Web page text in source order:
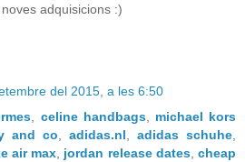
adquisicions :)
del 2015, a les 6:50
celine handbags, michael kors
and co adidas.nl adidas schuhe
air max jordan release dates, cheap